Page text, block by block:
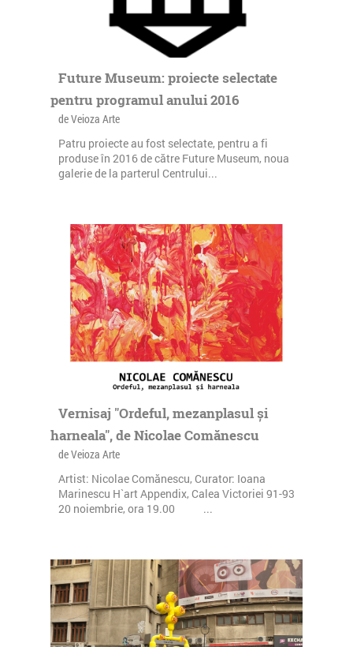
Future Museum: proiecte selectate
pentru programul anului 2016
de Veioza Arte
Patru proiecte au fost selectate, pentru a fi
produse în 2016 de către Future Museum, noua
galerie de la parterul Centrului...
Vernisaj "Ordeful, mezanplasul și
harneala", de Nicolae Comănescu
de Veioza Arte
Artist: Nicolae Comănescu, Curator: Ioana
Marinescu H`art Appendix, Calea Victoriei 91-93
20 noiembrie, ora 19.00 ...